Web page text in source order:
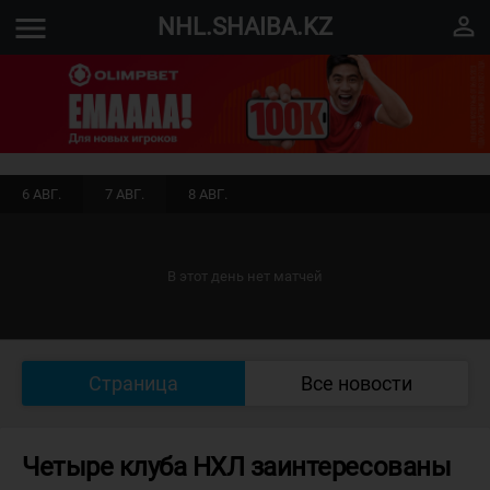
menu NHL.SHAIBA.KZ perm_identity
6 АВГ. 7 АВГ. 8 АВГ.
В этот день нет матчей
Страница Все новости
Четыре клуба НХЛ заинтересованы